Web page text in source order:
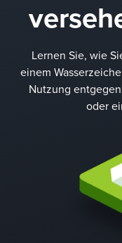
Lernen Sie, wie
einem
Nutzung
oder